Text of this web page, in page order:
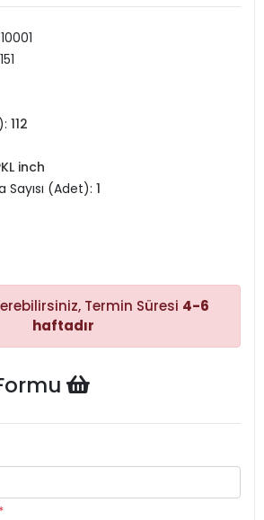
112
inch
Sayısı (Adet): 1
Termin Süresi 4-6
haftadır
*